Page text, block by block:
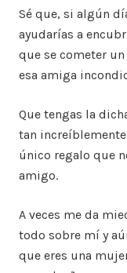
Sé que, si algún
ayudarías a
que se cometer un
esa amiga
Que tengas la
tan
único regalo que
amigo.
A veces me da
todo sobre mí y
que eres una